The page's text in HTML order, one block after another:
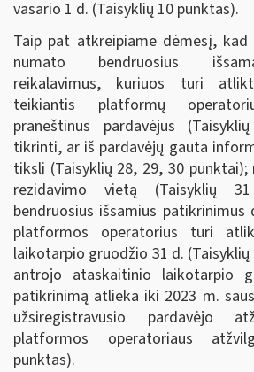
vasario 1 d. (Taisyklių 10 punktas).
Taip pat atkreipiame dėmesį, kad
numato bendruosius
reikalavimus, kuriuos turi
teikiantis platformų
praneštinus pardavėjus
tikrinti, ar iš pardavėjų gauta
tiksli (Taisyklių 28, 29, 30
rezidavimo vietą (Taisyklių
bendruosius išsamius
platformos operatorius turi
laikotarpio gruodžio 31 d.
antrojo ataskaitinio laikotarpio
patikrinimą atlieka iki 2023 m.
užsiregistravusio pardavėjo
platformos operatoriaus
punktas).